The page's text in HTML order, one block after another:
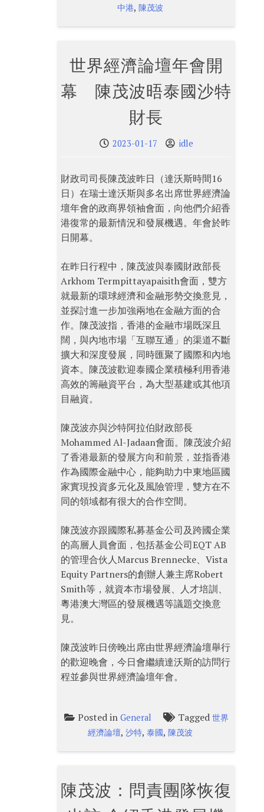
中港,陳茂波
世界經濟論壇年會開
幕 陳茂波晤泰國沙特
財長
2023-01-17 idle
財政司司長陳茂波昨日（達沃斯時間16
日）在瑞士達沃斯與多名出席世界經濟論
壇年會的政商界領袖會面，向他們介紹香
港復常的最新情況和發展機遇。年會於昨
日開幕。
在昨日行程中，陳茂波與泰國財政部長
Arkhom Termpittayapaisith會面，雙方
就最新的環球經濟和金融形勢交換意見，
並探討進一步加強兩地在金融方面的合
作。陳茂波指，香港的金融巿場既深且
闊，與內地巿場「互聯互通」的渠道不斷
擴大和深度發展，同時匯聚了國際和內地
資本。陳茂波歡迎泰國企業積極利用香港
高效的籌融資平台，為大型基建或其他項
目融資。
陳茂波亦與沙特阿拉伯財政部長
Mohammed Al-Jadaan會面。陳茂波介紹
了香港最新的發展方向和前景，並指香港
作為國際金融中心，能夠助力中東地區國
家實現投資多元化及風險管理，雙方在不
同的領域都有很大的合作空間。
陳茂波亦跟國際私募基金公司及跨國企業
的高層人員會面，包括基金公司EQT AB
的管理合伙人Marcus Brennecke、Vista
Equity Partners的創辦人兼主席Robert
Smith等，就資本市場發展、人才培訓、
粵港澳大灣區的發展機遇等議題交換意
見。
陳茂波昨日傍晚出席由世界經濟論壇舉行
的歡迎晚會，今日會繼續達沃斯的訪問行
程並參與世界經濟論壇年會。
Posted in General Tagged 世界
經濟論壇,沙特,泰國,陳茂波
陳茂波：問責團隊恢復